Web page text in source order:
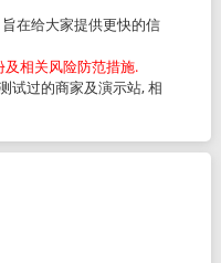
在给大家提供更快的信
相关风险防范措施.
试过的商家及演示站, 相